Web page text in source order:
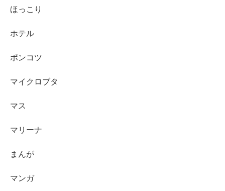
ほっこり
ホテル
ポンコツ
マイクロブタ
マス
マリーナ
まんが
マンガ